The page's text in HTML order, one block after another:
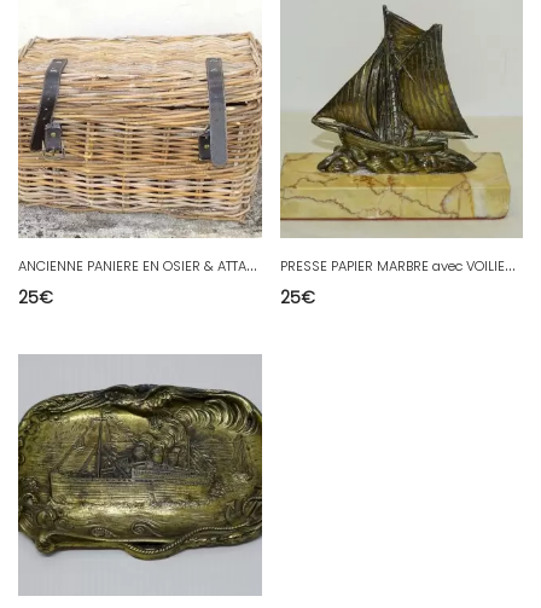
A
NCIENNE PANIERE EN OSIER & ATTACHES CUIR pour rangement tricot couture ou autre
25€
P
RESSE PAPIER MARBRE avec VOILIER REGULE doré Voile marquée RC 11 collection XXe
25€